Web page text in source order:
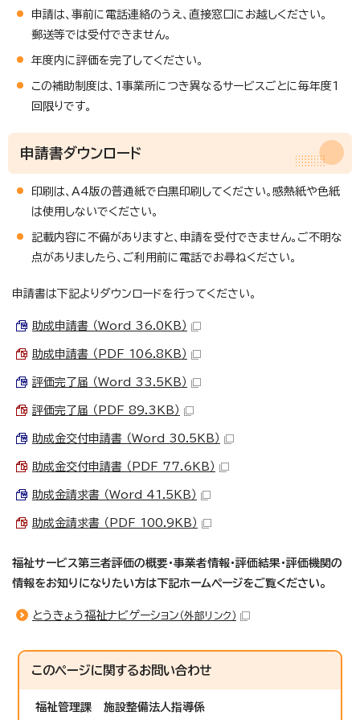
申請は、事前に電話連絡のうえ、直接窓口にお越しください。
郵送等では受付できません。
年度内に評価を完了してください。
この補助制度は、1事業所につき異なるサービスごとに毎年度1
回限りです。
申請書ダウンロード
印刷は、A4版の普通紙で白黒印刷してください。感熱紙や色紙
は使用しないでください。
記載内容に不備がありますと、申請を受付できません。ご不明な
点がありましたら、ご利用前に電話でお尋ねください。
申請書は下記よりダウンロードを行ってください。
助成申請書 （Word 36.0KB）
助成申請書 （PDF 106.8KB）
評価完了届 （Word 33.5KB）
評価完了届 （PDF 89.3KB）
助成金交付申請書 （Word 30.5KB）
助成金交付申請書 （PDF 77.6KB）
助成金請求書 （Word 41.5KB）
助成金請求書 （PDF 100.9KB）
福祉サービス第三者評価の概要・事業者情報・評価結果・評価機関の
情報をお知りになりたい方は下記ホームページをご覧ください。
とうきょう福祉ナビゲーション （外部リンク）
このページに関するお問い合わせ
福祉管理課
施設整備法人指導係